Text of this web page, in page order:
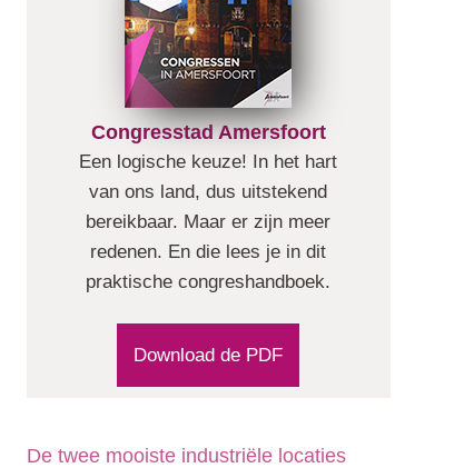
Congresstad Amersfoort
Een logische keuze! In het hart
van ons land, dus uitstekend
bereikbaar. Maar er zijn meer
redenen. En die lees je in dit
praktische congreshandboek.
Download de PDF
De twee mooiste industriële locaties